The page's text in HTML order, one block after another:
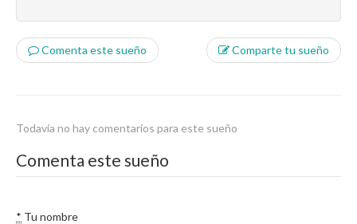
Comenta este sueño Comparte tu sueño
Todavía no hay comentarios para este sueño
Comenta este sueño
* Tu nombre